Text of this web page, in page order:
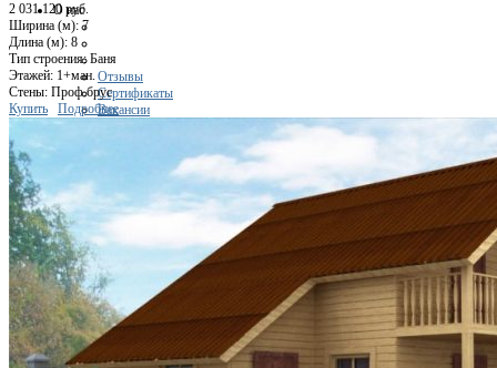
О нас
Отзывы
Сертификаты
Вакансии
Портфолио
портфолио - Дома
портфолио - Гаражи
портфолио - Бани
Портфолио - Ремонт
Контакты
2 031 120 руб.
Ширина (м): 7
Длина (м): 8
Тип строения: Баня
Этажей: 1+ман.
Стены: Проф.брус
Купить
Подробнее